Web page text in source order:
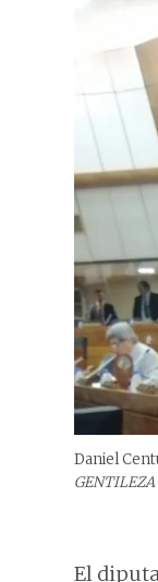
Daniel
GENTILEZA
El